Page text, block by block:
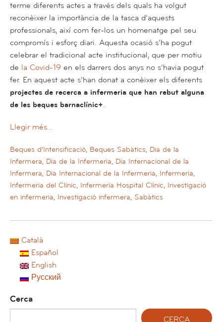
terme diferents actes a través dels quals ha volgut
reconèixer la importància de la tasca d’aquests
professionals, així com fer-los un homenatge pel seu
compromís i esforç diari. Aquesta ocasió s’ha pogut
celebrar el tradicional acte institucional, que per motiu
de la Covid-19 en els darrers dos anys no s’havia pogut
fer. En aquest acte s’han donat a conèixer els diferents
projectes de recerca a infermeria que han rebut alguna
de les beques barnaclínic+.
Llegir més…
Beques d'Intensificació, Beques Sabàtics, Dia de la
Infermera, Dia de la Infermeria, Dia Internacional de la
Infermera, Dia Internacional de la Infermeria, Infermeria,
Infermeria del Clínic, Infermeria Hospital Clínic, Investigació
en infermeria, Investigació infermera, Sabàtics
Català
Español
English
Русский
Cerca